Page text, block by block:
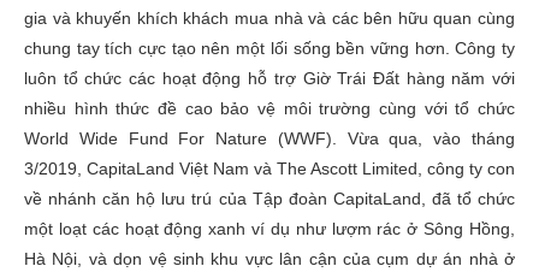
gia và khuyến khích khách mua nhà và các bên hữu quan cùng
chung tay tích cực tạo nên một lối sống bền vững hơn. Công ty
luôn tổ chức các hoạt động hỗ trợ Giờ Trái Đất hàng năm với
nhiều hình thức đề cao bảo vệ môi trường cùng với tổ chức
World Wide Fund For Nature (WWF). Vừa qua, vào tháng
3/2019, CapitaLand Việt Nam và The Ascott Limited, công ty con
về nhánh căn hộ lưu trú của Tập đoàn CapitaLand, đã tổ chức
một loạt các hoạt động xanh ví dụ như lượm rác ở Sông Hồng,
Hà Nội, và dọn vệ sinh khu vực lân cận của cụm dự án nhà ở